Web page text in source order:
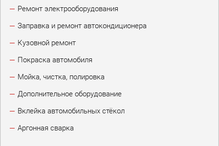
Ремонт электрооборудования
Заправка и ремонт автокондиционера
Кузовной ремонт
Покраска автомобиля
Мойка, чистка, полировка
Дополнительное оборудование
Вклейка автомобильных стёкол
Аргонная сварка